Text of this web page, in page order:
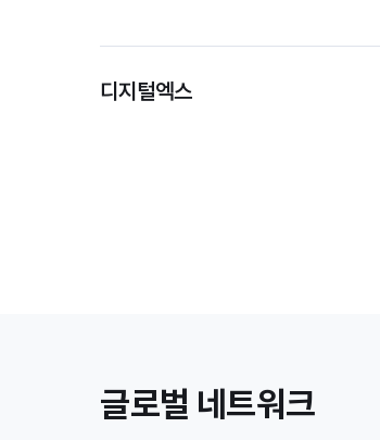
디지털엑스
글로벌 네트워크